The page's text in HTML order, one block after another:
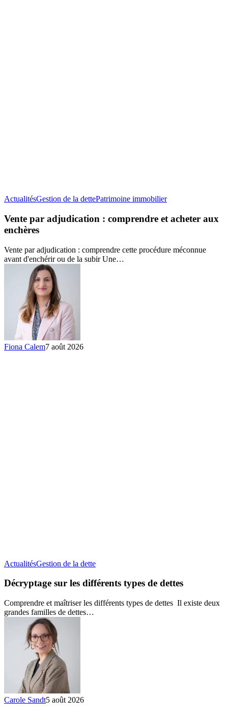
ActualitésGestion de la dettePatrimoine immobilierVente
adjudication
acheter
Vente par adjudication : comprendre et acheter aux
enchères
Vente par adjudication : comprendre cette procédure méconnue
avant d'enchérir ou de la subir Une…
Fiona Calem7 août 2026
ActualitésGestion de la detteDécryptage
les
types
Décryptage sur les différents types de dettes
Comprendre et maîtriser les différents types de dettes Il existe deux
grandes familles de dettes…
Carole Sandt5 août 2026